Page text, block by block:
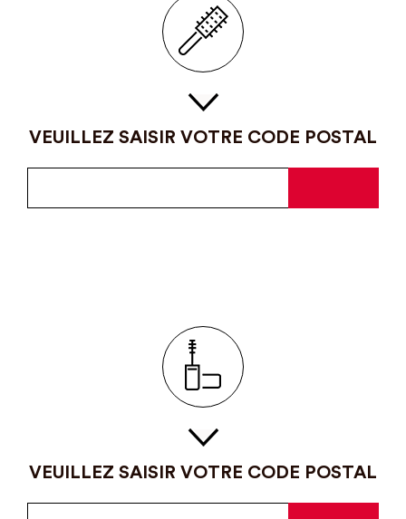
VEUILLEZ SAISIR VOTRE CODE POSTAL
VEUILLEZ SAISIR VOTRE CODE POSTAL